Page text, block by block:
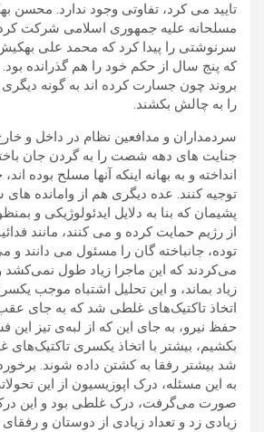
تایید می کرد، تفاوتی وجود ندارد. محسن
مسلحانه علیه جمهوری اسلامی شرکت
سرنوشتی را پیدا کرد که محمد علی بهکیش
که پنج سال از حکم خود را هم گذرانده بود.
بروند چون جسارت کرده اند به گونه دیگری
را به چالش بکشند.
سردمداران و مدافعین نظام در داخل و
جنایت های دهه شصت را به گردن جان
انداخته و به بهانه اینکه آنها مسلح بوده
توجیه کنند. عده دیگری هم از وامانده
پشیمان که بنا به دلایل ایدئولوژیکی و
از رژیم حمایت کرده و می کنند، مانند
توده، جانباخته گان را مسئول می دانند و
می‌کردند که این ماجرا زیاد طول نمی‌کشد
زیاد بماند، و این تحلیل اشتباه موجب
اتخاذ تاکتیک‌های غلطی شد که به جای
حفظ نیرو، به جای این که از لبه‌ی تیز این
بکشیم، بیشتر با اتخاذ یکسری تاکتیک‌های
شد بیشتر رفقا به کشتن داده شوند.
به این مسئله، درک اپوزیسیون از این
صورت می‌گرفت، درک غلطی بود و این
زیادی زد و تعداد زیادی از دوستان و